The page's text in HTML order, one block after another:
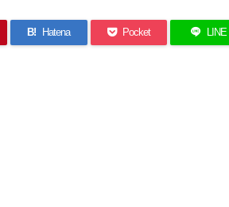
B! Hatena Pocket LINE